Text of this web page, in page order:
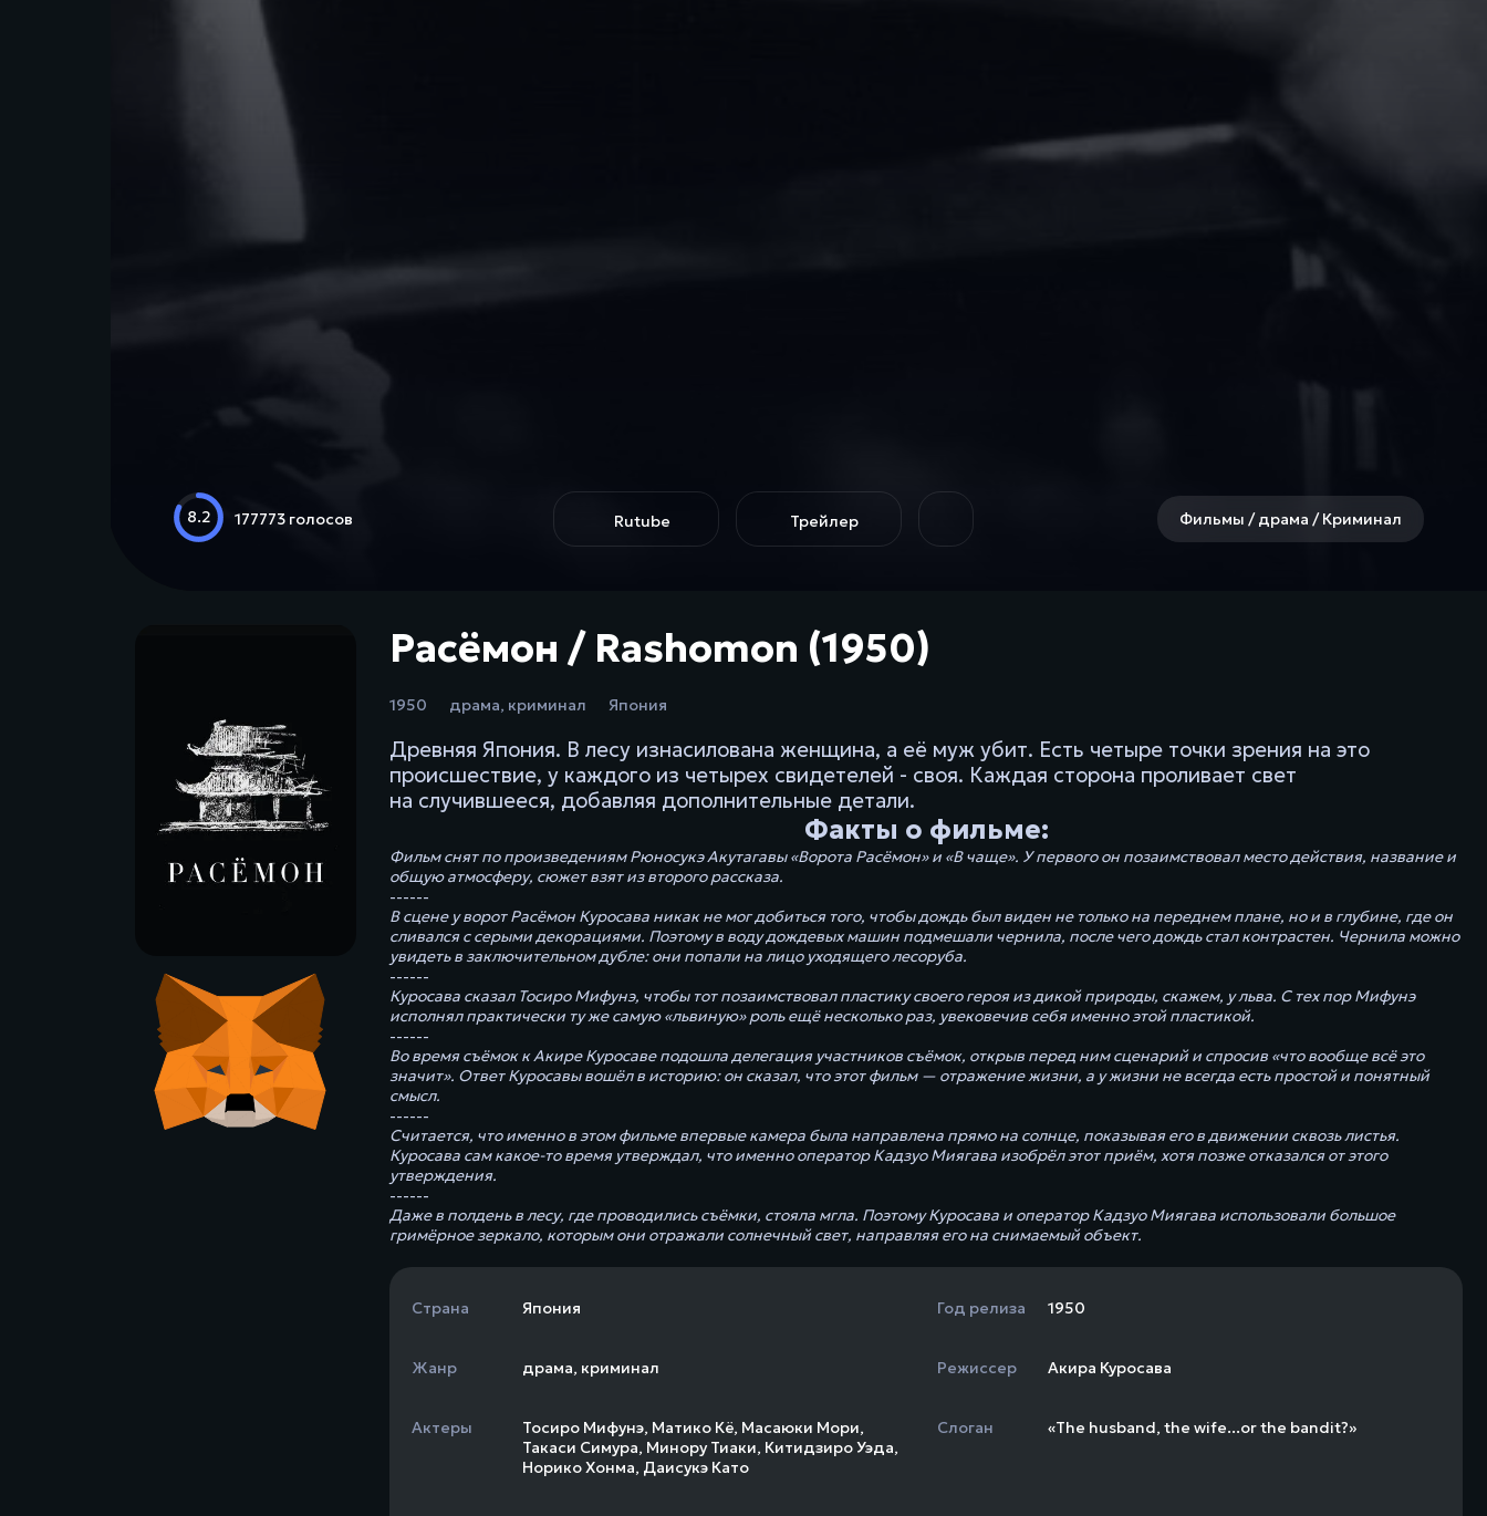
8.2 177773 голосов Rutube Трейлер Фильмы / драма / Криминал
Расёмон / Rashomon (1950)
1950 драма, криминал Япония
Древняя Япония. В лесу изнасилована женщина, а её муж убит. Есть четыре точки зрения на это
происшествие, у каждого из четырех свидетелей - своя. Каждая сторона проливает свет
на случившееся, добавляя дополнительные детали.
Факты о фильме:
Фильм снят по произведениям Рюносукэ Акутагавы «Ворота Расёмон» и «В чаще». У первого он позаимствовал место действия, название и
общую атмосферу, сюжет взят из второго рассказа.
------
В сцене у ворот Расёмон Куросава никак не мог добиться того, чтобы дождь был виден не только на переднем плане, но и в глубине, где он
сливался с серыми декорациями. Поэтому в воду дождевых машин подмешали чернила, после чего дождь стал контрастен. Чернила можно
увидеть в заключительном дубле: они попали на лицо уходящего лесоруба.
------
Куросава сказал Тосиро Мифунэ, чтобы тот позаимствовал пластику своего героя из дикой природы, скажем, у льва. С тех пор Мифунэ
исполнял практически ту же самую «львиную» роль ещё несколько раз, увековечив себя именно этой пластикой.
------
Во время съёмок к Акире Куросаве подошла делегация участников съёмок, открыв перед ним сценарий и спросив «что вообще всё это
значит». Ответ Куросавы вошёл в историю: он сказал, что этот фильм — отражение жизни, а у жизни не всегда есть простой и понятный
смысл.
------
Считается, что именно в этом фильме впервые камера была направлена прямо на солнце, показывая его в движении сквозь листья.
Куросава сам какое-то время утверждал, что именно оператор Кадзуо Миягава изобрёл этот приём, хотя позже отказался от этого
утверждения.
------
Даже в полдень в лесу, где проводились съёмки, стояла мгла. Поэтому Куросава и оператор Кадзуо Миягава использовали большое
гримёрное зеркало, которым они отражали солнечный свет, направляя его на снимаемый объект.
Страна Япония Год релиза 1950
Жанр драма, криминал Режиссер Акира Куросава
Актеры Тосиро Мифунэ, Матико Кё, Масаюки Мори,
Такаси Симура, Минору Тиаки, Китидзиро Уэда,
Норико Хонма, Даисукэ Като
Слоган «The husband, the wife...or the bandit?»